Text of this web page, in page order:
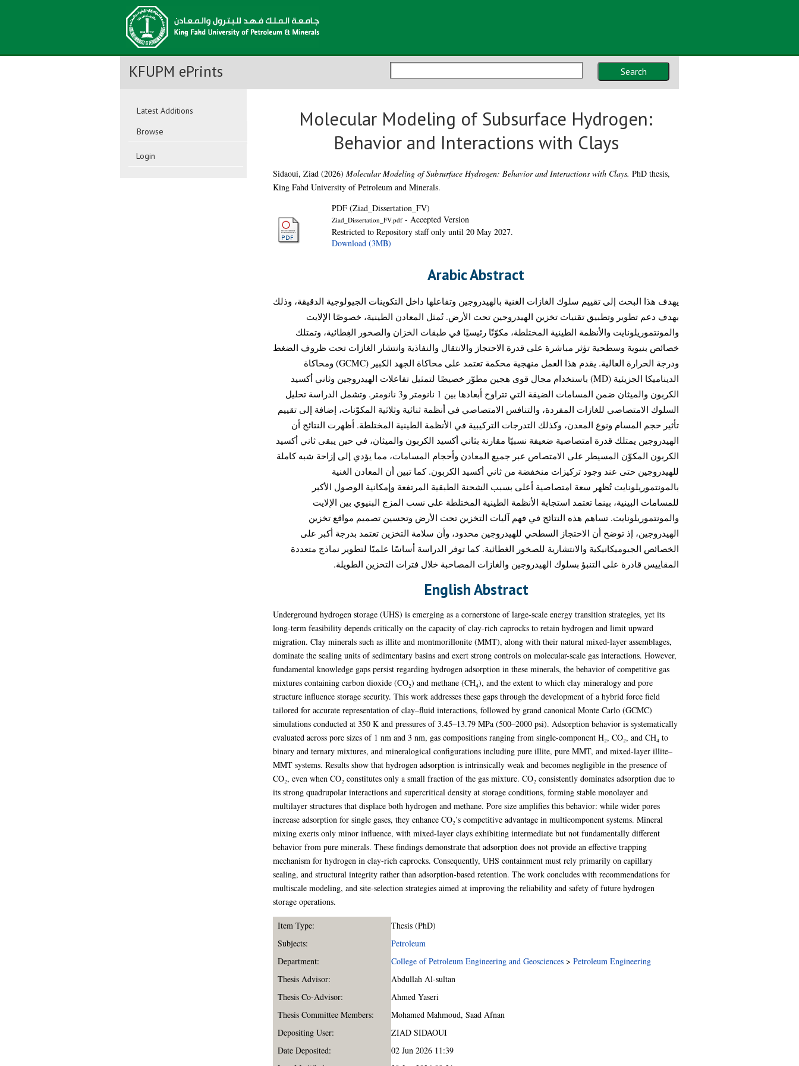
Search
KFUPM ePrints
Latest Additions
Browse
Login
Molecular Modeling of Subsurface Hydrogen:
Behavior and Interactions with Clays
Sidaoui, Ziad(2026) Molecular Modeling of Subsurface Hydrogen: Behavior and Interactions with Clays. PhD thesis,
King Fahd University of Petroleum and Minerals.
PDF (Ziad_Dissertation_FV)
Ziad_Dissertation_FV.pdf- Accepted Version
Restricted to Repository staff only until 20 May 2027.
Download (3MB)
Arabic Abstract
يهدف هذا البحث إلى تقييم سلوك الغازات الغنية بالهيدروجين وتفاعلها داخل التكوينات الجيولوجية الدقيقة، وذلك
بهدف دعم تطوير وتطبيق تقنيات تخزين الهيدروجين تحت الأرض. تُمثل المعادن الطينية، خصوصًا الإلايت
والمونتموريلونايت والأنظمة الطينية المختلطة، مكوّنًا رئيسيًا في طبقات الخزان والصخور الغِطائية، وتمتلك
خصائص بنيوية وسطحية تؤثر مباشرة على قدرة الاحتجاز والانتقال والنفاذية وانتشار الغازات تحت ظروف الضغط
ودرجة الحرارة العالية. يقدم هذا العمل منهجية محكمة تعتمد على محاكاة الجهد الكبير (GCMC) ومحاكاة
الديناميكا الجزيئية (MD) باستخدام مجال قوى هجين مطوّر خصيصًا لتمثيل تفاعلات الهيدروجين وثاني أكسيد
الكربون والميثان ضمن المسامات الضيقة التي تتراوح أبعادها بين 1 نانومتر و3 نانومتر. وتشمل الدراسة تحليل
السلوك الامتصاصي للغازات المفردة، والتنافس الامتصاصي في أنظمة ثنائية وثلاثية المكوّنات، إضافة إلى تقييم
تأثير حجم المسام ونوع المعدن، وكذلك التدرجات التركيبية في الأنظمة الطينية المختلطة. أظهرت النتائج أن
الهيدروجين يمتلك قدرة امتصاصية ضعيفة نسبيًا مقارنة بثاني أكسيد الكربون والميثان، في حين يبقى ثاني أكسيد
الكربون المكوّن المسيطر على الامتصاص عبر جميع المعادن وأحجام المسامات، مما يؤدي إلى إزاحة شبه كاملة
للهيدروجين حتى عند وجود تركيزات منخفضة من ثاني أكسيد الكربون. كما تبين أن المعادن الغنية
بالمونتموريلونايت تُظهر سعة امتصاصية أعلى بسبب الشحنة الطبقية المرتفعة وإمكانية الوصول الأكبر
للمسامات البينية، بينما تعتمد استجابة الأنظمة الطينية المختلطة على نسب المزج البنيوي بين الإلايت
والمونتموريلونايت. تساهم هذه النتائج في فهم آليات التخزين تحت الأرض وتحسين تصميم مواقع تخزين
الهيدروجين، إذ توضح أن الاحتجاز السطحي للهيدروجين محدود، وأن سلامة التخزين تعتمد بدرجة أكبر على
الخصائص الجيوميكانيكية والانتشارية للصخور الغطائية. كما توفر الدراسة أساسًا علميًا لتطوير نماذج متعددة
المقاييس قادرة على التنبؤ بسلوك الهيدروجين والغازات المصاحبة خلال فترات التخزين الطويلة.
English Abstract
Underground hydrogen storage (UHS) is emerging as a cornerstone of large-scale energy transition strategies, yet its
long-term feasibility depends critically on the capacity of clay-rich caprocks to retain hydrogen and limit upward
migration. Clay minerals such as illite and montmorillonite (MMT), along with their natural mixed-layer assemblages,
dominate the sealing units of sedimentary basins and exert strong controls on molecular-scale gas interactions. However,
fundamental knowledge gaps persist regarding hydrogen adsorption in these minerals, the behavior of competitive gas
mixtures containing carbon dioxide (CO₂) and methane (CH₄), and the extent to which clay mineralogy and pore
structure influence storage security. This work addresses these gaps through the development of a hybrid force field
tailored for accurate representation of clay–fluid interactions, followed by grand canonical Monte Carlo (GCMC)
simulations conducted at 350 K and pressures of 3.45–13.79 MPa (500–2000 psi). Adsorption behavior is systematically
evaluated across pore sizes of 1 nm and 3 nm, gas compositions ranging from single-component H₂, CO₂, and CH₄ to
binary and ternary mixtures, and mineralogical configurations including pure illite, pure MMT, and mixed-layer illite–
MMT systems. Results show that hydrogen adsorption is intrinsically weak and becomes negligible in the presence of
CO₂, even when CO₂ constitutes only a small fraction of the gas mixture. CO₂ consistently dominates adsorption due to
its strong quadrupolar interactions and supercritical density at storage conditions, forming stable monolayer and
multilayer structures that displace both hydrogen and methane. Pore size amplifies this behavior: while wider pores
increase adsorption for single gases, they enhance CO₂’s competitive advantage in multicomponent systems. Mineral
mixing exerts only minor influence, with mixed-layer clays exhibiting intermediate but not fundamentally different
behavior from pure minerals. These findings demonstrate that adsorption does not provide an effective trapping
mechanism for hydrogen in clay-rich caprocks. Consequently, UHS containment must rely primarily on capillary
sealing, and structural integrity rather than adsorption-based retention. The work concludes with recommendations for
multiscale modeling, and site-selection strategies aimed at improving the reliability and safety of future hydrogen
storage operations.
Item Type:
Thesis (PhD)
Subjects:
Petroleum
Department:
College of Petroleum Engineering and Geosciences> Petroleum Engineering
Thesis Advisor:
Abdullah Al-sultan
Thesis Co-Advisor:
Ahmed Yaseri
Thesis Committee Members:
Mohamed Mahmoud, Saad Afnan
Depositing User:
ZIAD SIDAOUI
Date Deposited:
02 Jun 2026 11:39